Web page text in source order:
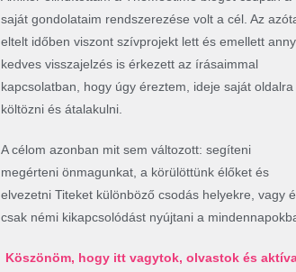
saját gondolataim rendszerezése volt a cél. Az
eltelt időben viszont szívprojekt lett és emellett
kedves visszajelzés is érkezett az írásaimmal
kapcsolatban, hogy úgy éreztem, ideje saját oldalra
költözni és átalakulni.
A célom azonban mit sem változott: segíteni
megérteni önmagunkat, a körülöttünk élőket és
elvezetni Titeket különböző csodás helyekre, vagy
csak némi kikapcsolódást nyújtani a
Köszönöm, hogy itt vagytok, olvastok és